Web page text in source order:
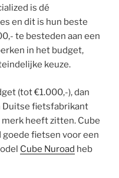
is dé
en dit is hun beste
te besteden aan een
in het budget,
keuze.
(tot €1.000,-), dan
Duitse fietsfabrikant
heeft zitten. Cube
fietsen voor een
Cube Nuroad heb